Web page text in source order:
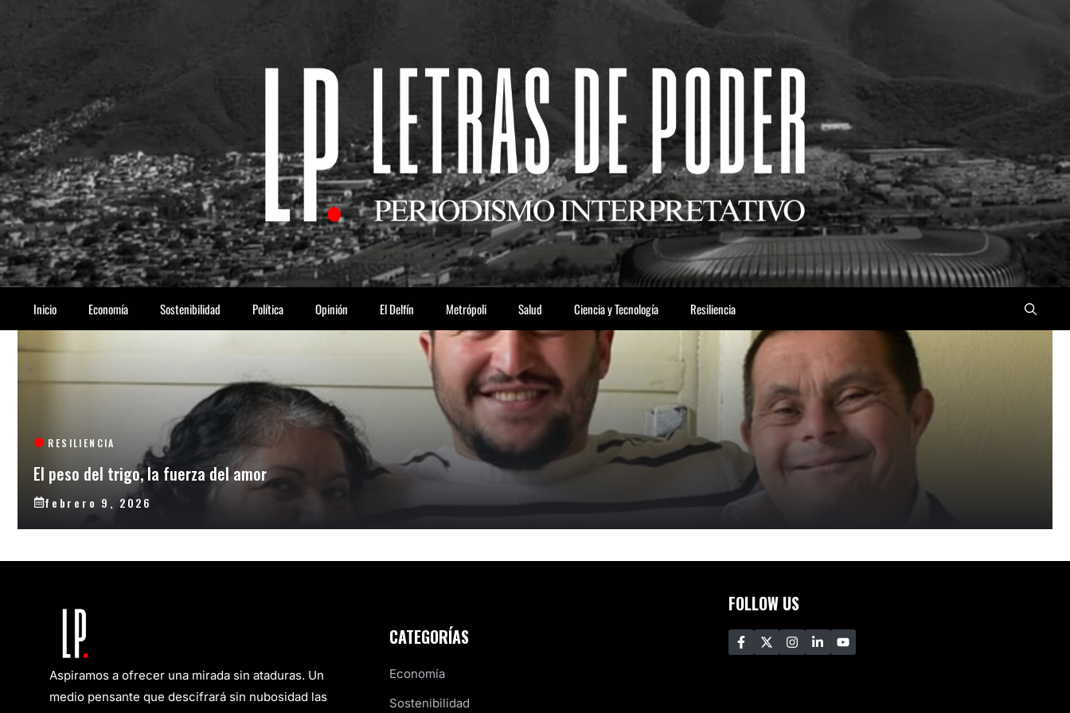
Inicio Economía Sostenibilidad Política Opinión El Delfín Metrópoli Salud Ciencia y Tecnología Resiliencia
RESILIENCIA
El peso del trigo, la fuerza del amor
febrero 9, 2026
Aspiramos a ofrecer una mirada sin ataduras. Un
medio pensante que descifrará sin nubosidad las
CATEGORÍAS
Economía
Sostenibilidad
FOLLOW US